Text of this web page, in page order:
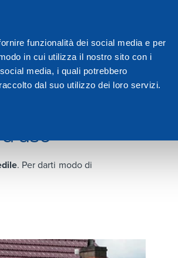
funzionalità dei social media e per
in cui utilizza il nostro sito con i
media, i quali potrebbero
dal suo utilizzo dei loro servizi.
. Per darti modo di